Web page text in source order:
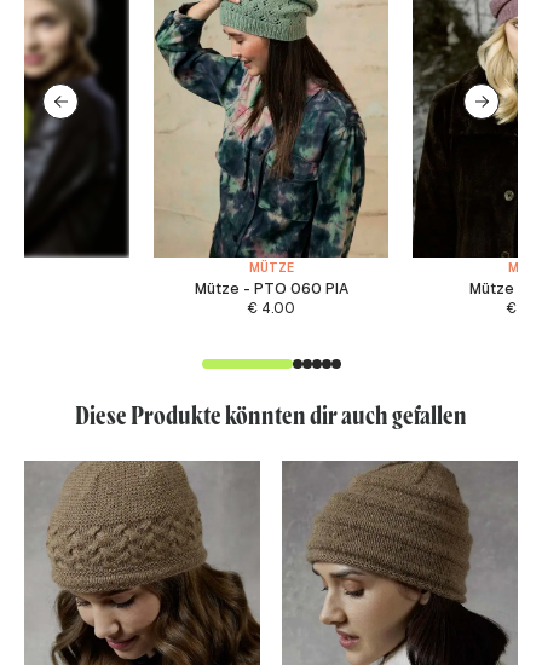
MÜTZE
Mütze - PTO 060 PIA
€ 4.00
Mütze -
€
Diese Produkte könnten dir auch gefallen